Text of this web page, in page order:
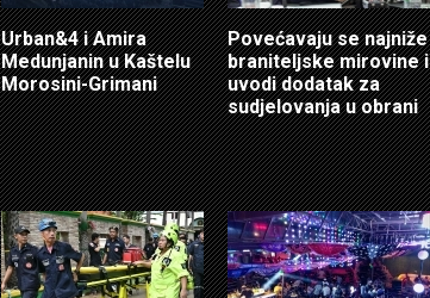
Urban&4 i Amira
Medunjanin u Kaštelu
Morosini-Grimani
Povećavaju se najniže
braniteljske mirovine i
uvodi dodatak za
sudjelovanja u obrani